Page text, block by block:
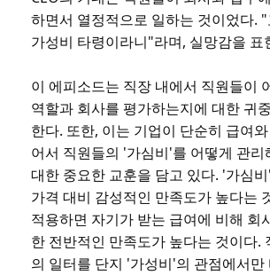
하면서 열정적으로 일하는 것이었다.
가성비 타령이라니"라며, 실망감을 표
이 에피소드는 직장 내에서 직원들이
역할과 회사를 평가하는지에 대한 귀
한다. 또한, 이는 기업이 단순히 급여
어서 직원들의 '가심비'를 어떻게 관리
대한 중요한 교훈을 담고 있다. '가심
가격 대비 감성적인 만족도가 높다는
적용하면 자기가 받는 급여에 비해 회
한 전반적인 만족도가 높다는 것이다.
의 일터를 단지 '가성비'의 관점에서만